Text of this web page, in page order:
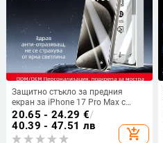
Защитно стъкло за предния
екран за iPhone 17 Pro Max с
антиотражателно покритие —
прахоустойчиво,
антиотпечатъчно.
20.65 - 24.29 €/
40.39 - 47.51 лв
add_shopping_cart